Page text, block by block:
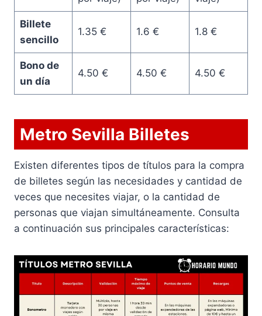
Billete
sencillo
1.35 € 1.6 € 1.8 €
Bono de
un día
4.50 € 4.50 € 4.50 €
Metro Sevilla Billetes
Existen diferentes tipos de títulos para la compra
de billetes según las necesidades y cantidad de
veces que necesites viajar, o la cantidad de
personas que viajan simultáneamente. Consulta
a continuación sus principales características: